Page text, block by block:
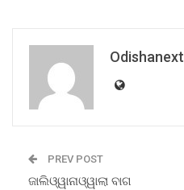
Odishanext
PREV POST
ଜାଲିଓ୍ୱାନାଓ୍ୱାଲା ବାଗ